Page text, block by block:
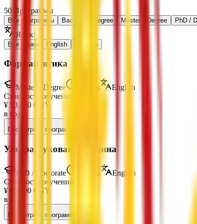
50 Программы
Все программы Bachelor's Degree Master's Degree PhD /
Язык:
Все языки English Chinese
Фармацевтика
Master's Degree 3 Years
English
Стоимость обучения
¥ 50,000 CNY
в год
Посмотреть программу
Ультразвуковая медицина
PhD / Doctorate 3 Years
English
Стоимость обучения
¥
60,000 CNY
в год
Посмотреть программу